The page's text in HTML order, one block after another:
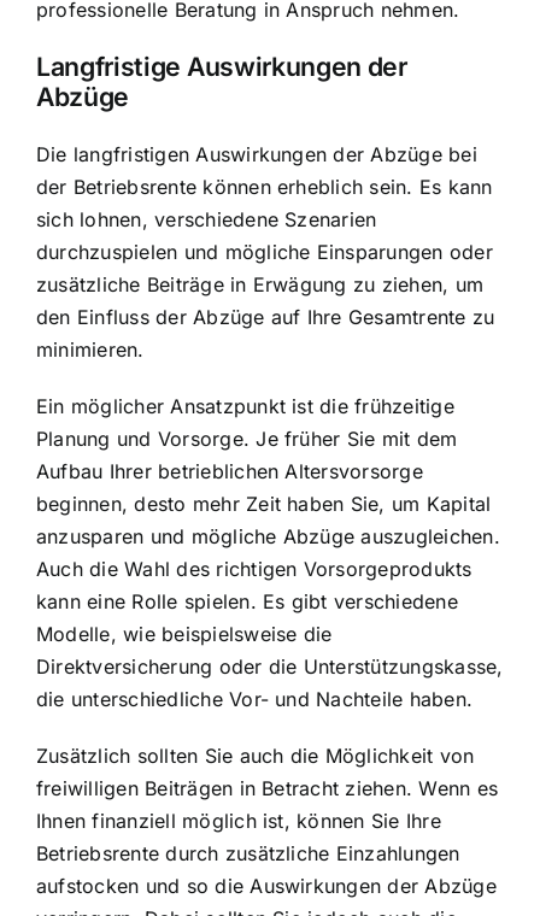
professionelle Beratung in Anspruch nehmen.
Langfristige Auswirkungen der
Abzüge
Die langfristigen Auswirkungen der Abzüge bei
der Betriebsrente können erheblich sein. Es kann
sich lohnen, verschiedene Szenarien
durchzuspielen und mögliche Einsparungen oder
zusätzliche Beiträge in Erwägung zu ziehen, um
den Einfluss der Abzüge auf Ihre Gesamtrente zu
minimieren.
Ein möglicher Ansatzpunkt ist die frühzeitige
Planung und Vorsorge. Je früher Sie mit dem
Aufbau Ihrer betrieblichen Altersvorsorge
beginnen, desto mehr Zeit haben Sie, um Kapital
anzusparen und mögliche Abzüge auszugleichen.
Auch die Wahl des richtigen Vorsorgeprodukts
kann eine Rolle spielen. Es gibt verschiedene
Modelle, wie beispielsweise die
Direktversicherung oder die Unterstützungskasse,
die unterschiedliche Vor- und Nachteile haben.
Zusätzlich sollten Sie auch die Möglichkeit von
freiwilligen Beiträgen in Betracht ziehen. Wenn es
Ihnen finanziell möglich ist, können Sie Ihre
Betriebsrente durch zusätzliche Einzahlungen
aufstocken und so die Auswirkungen der Abzüge